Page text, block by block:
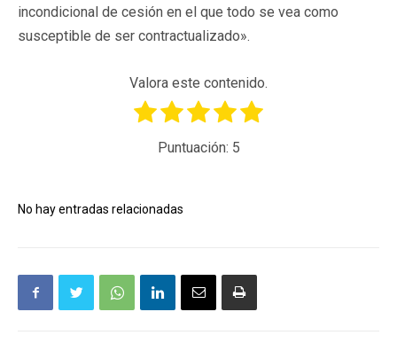
incondicional de cesión en el que todo se vea como
susceptible de ser contractualizado».
Valora este contenido.
Puntuación: 5
No hay entradas relacionadas